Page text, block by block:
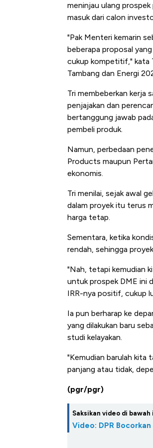
meninjau ulang
masuk dari calon
"Pak Menteri kemarin
beberapa proposal
cukup kompetitif," kata
Tambang dan Energi
Tri membeberkan kerja
penjajakan dan
bertanggung jawab
pembeli produk.
Namun, perbedaan
Products maupun
ekonomis.
Tri menilai, sejak awal
dalam proyek itu terus
harga tetap.
Sementara, ketika
rendah, sehingga
"Nah, tetapi kemudian
untuk prospek DME ini
IRR-nya positif, cukup
Ia pun berharap ke
yang dilakukan baru
studi kelayakan.
"Kemudian barulah kita
panjang atau tidak,
(pgr/pgr)
Saksikan video di bawah
Video: DPR
Tembaga